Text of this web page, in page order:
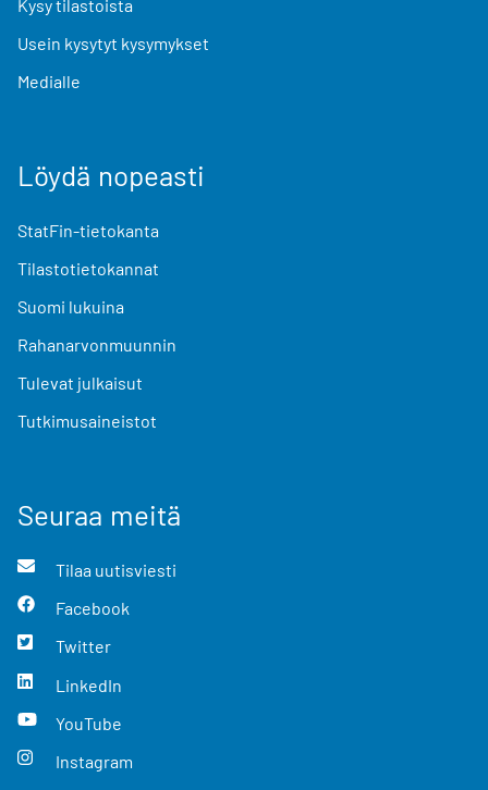
Kysy tilastoista
Usein kysytyt kysymykset
Medialle
Löydä nopeasti
StatFin-tietokanta
Tilastotietokannat
Suomi lukuina
Rahanarvonmuunnin
Tulevat julkaisut
Tutkimusaineistot
Seuraa meitä
Tilaa uutisviesti
Facebook
Twitter
LinkedIn
YouTube
Instagram